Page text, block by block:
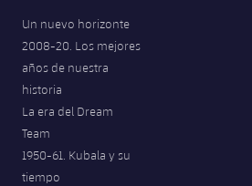
Un nuevo horizonte
2008-20. Los mejores
años de nuestra
historia
La era del Dream
Team
1950-61. Kubala y su
tiempo